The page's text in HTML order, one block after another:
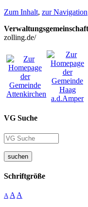
Zum Inhalt, zur Navigation
zolling.de/
VG Suche
suchen
Schriftgröße
A A A